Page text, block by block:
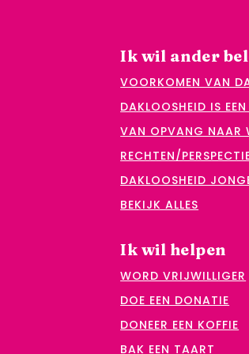
Ik wil ander
VOORKOMEN VAN
DAKLOOSHEID IS
VAN OPVANG NAAR
RECHTEN/
DAKLOOSHEID
BEKIJK ALLES
Ik wil helpen
WORD VRIJWILLIGER
DOE EEN DONATIE
DONEER EEN KOFFIE
BAK EEN TAART